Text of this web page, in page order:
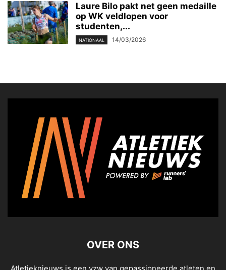
Laure Bilo pakt net geen medaille
op WK veldlopen voor
studenten,...
NATIONAAL 14/03/2026
OVER ONS